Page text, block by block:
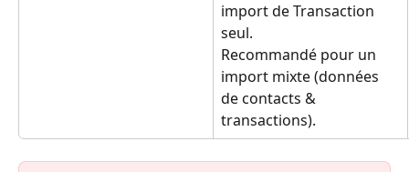
import de Transaction
seul.
Recommandé pour un
import mixte (données
de contacts &
transactions).